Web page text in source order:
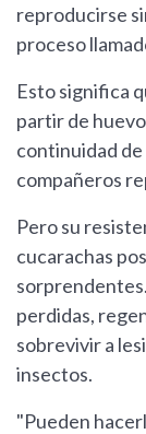
reproducirse
proceso
Esto significa
partir de
continuidad de
compañeros
Pero su
cucarachas
perdidas,
sobrevivir a
insectos.
"Pueden